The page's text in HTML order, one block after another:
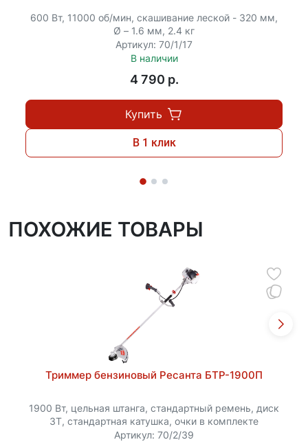
«Easy Load», обеспечивающей безразборную
заправку лески;
очки безопасности;
Похожая модель с разборной штангой:
600 Вт, 11000 об/мин, скашивание леской - 320 мм,
Ø – 1.6 мм, 2.4 кг
Артикул: 70/1/17
В наличии
4 790 p.
Купить
В 1 клик
ПОХОЖИЕ ТОВАРЫ
Триммер бензиновый Ресанта БТР-1900П
1900 Вт, цельная штанга, стандартный ремень, диск
3Т, стандартная катушка, очки в комплекте
Артикул: 70/2/39